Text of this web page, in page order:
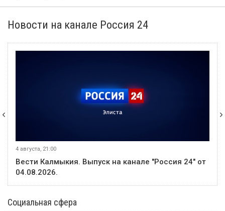
Новости на канале Россия 24
4 августа, 21:00
Вести Калмыкия. Выпуск на канале "Россия 24" от
04.08.2026.
Социальная сфера